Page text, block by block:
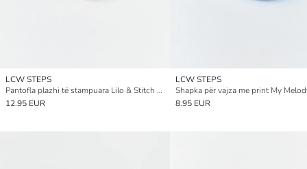
LCW STEPS
Pantofla plazhi të stampuara Lilo & Stitch për vajza
12.95 EUR
LCW STEPS
Shapka për vajza me print My
8.95 EUR